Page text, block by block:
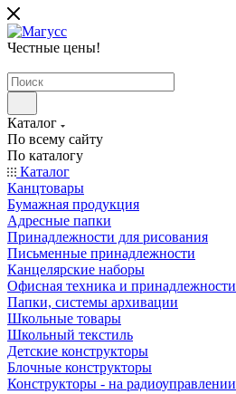
Честные цены!
Каталог
По всему сайту
По каталогу
Каталог
Канцтовары
Бумажная продукция
Адресные папки
Принадлежности для рисования
Письменные принадлежности
Канцелярские наборы
Офисная техника и принадлежности
Папки, системы архивации
Школьные товары
Школьный текстиль
Детские конструкторы
Блочные конструкторы
Конструкторы - на радиоуправлении